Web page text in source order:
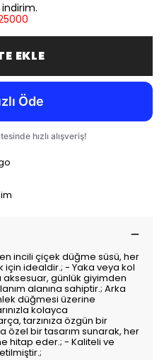
indirim.
EKLE
incili çiçek düğme süsü, her
için idealdir.; - Yaka veya kol
günlük giyimden
alanına sahiptir.; Arka
düğmesi üzerine
kolayca
tarzınıza özgün bir
özel bir tasarım sunarak, her
hitap eder.; - Kaliteli ve